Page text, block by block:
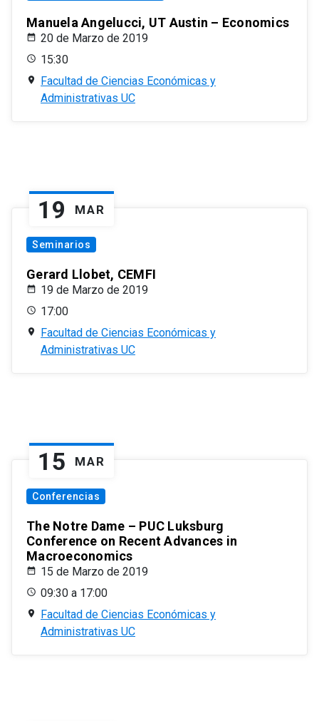
Manuela Angelucci, UT Austin – Economics
20 de Marzo de 2019
15:30
Facultad de Ciencias Económicas y
Administrativas UC
19 MAR
Seminarios
Gerard Llobet, CEMFI
19 de Marzo de 2019
17:00
Facultad de Ciencias Económicas y
Administrativas UC
15 MAR
Conferencias
The Notre Dame – PUC Luksburg
Conference on Recent Advances in
Macroeconomics
15 de Marzo de 2019
09:30 a 17:00
Facultad de Ciencias Económicas y
Administrativas UC